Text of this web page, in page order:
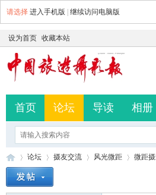
请选择 进入手机版 继续访问电脑版
设为首页 收藏本站
首页 论坛 导读 相册
论坛 摄友交流 风光微距 微距